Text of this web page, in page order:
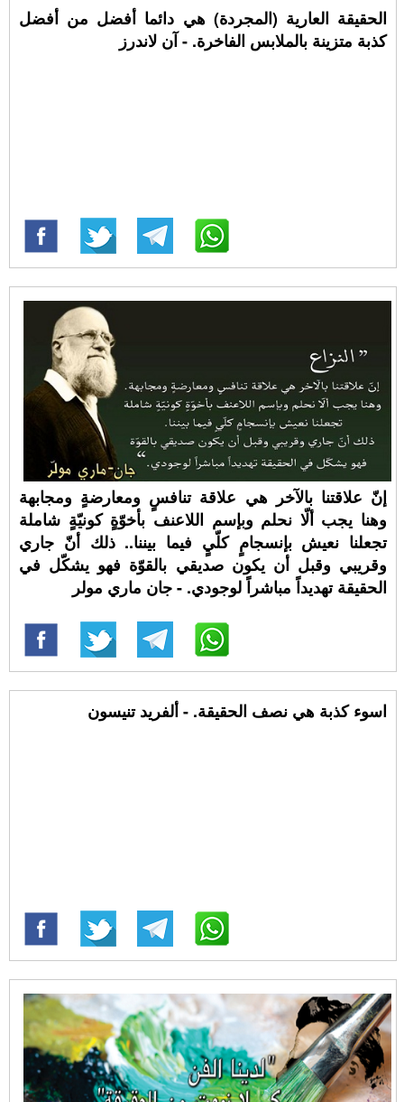
الحقيقة العارية (المجردة) هي دائما أفضل من أفضل
كذبة متزينة بالملابس الفاخرة. - آن لاندرز
إنّ علاقتنا بالآخر هي علاقة تنافسٍ ومعارضةٍ ومجابهة
وهنا يجب ألّا نحلم وبإسم اللاعنف بأخوّةٍ كونيّةٍ شاملة
تجعلنا نعيش بإنسجامٍ كلّيٍ فيما بيننا.. ذلك أنّ جاري
وقريبي وقبل أن يكون صديقي بالقوّة فهو يشكّل في
الحقيقة تهديداً مباشراً لوجودي. - جان ماري مولر
اسوء كذبة هي نصف الحقيقة. - ألفريد تنيسون